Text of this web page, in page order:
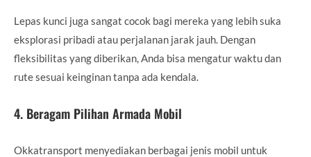
Lepas kunci juga sangat cocok bagi mereka yang lebih suka
eksplorasi pribadi atau perjalanan jarak jauh. Dengan
fleksibilitas yang diberikan, Anda bisa mengatur waktu dan
rute sesuai keinginan tanpa ada kendala.
4. Beragam Pilihan Armada Mobil
Okkatransport menyediakan berbagai jenis mobil untuk